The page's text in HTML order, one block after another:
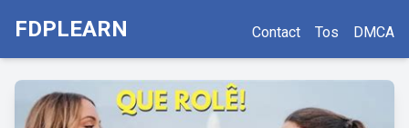
FDPLEARN Contact Tos DMCA